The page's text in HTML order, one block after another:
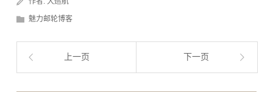
魅力邮轮博客
上一页 下一页